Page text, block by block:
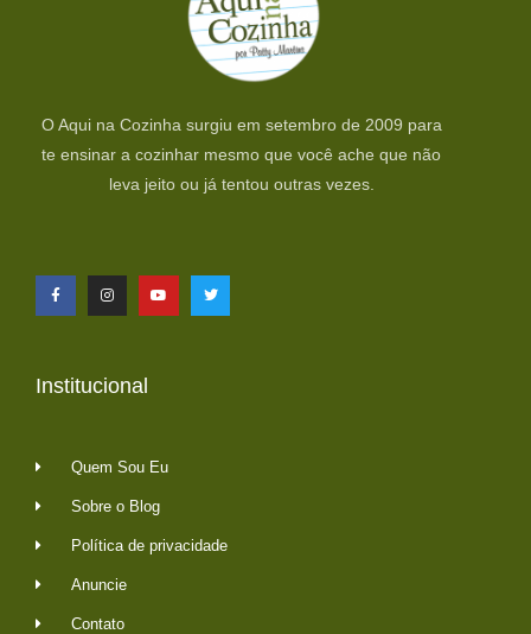
O Aqui na Cozinha surgiu em setembro de 2009 para
te ensinar a cozinhar mesmo que você ache que não
leva jeito ou já tentou outras vezes.
Institucional
Quem Sou Eu
Sobre o Blog
Política de privacidade
Anuncie
Contato